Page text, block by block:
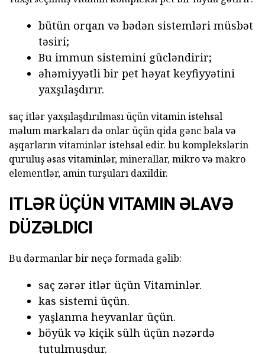
bütün orqan və bədən sistemləri müsbət
təsiri;
Bu immun sistemini gücləndirir;
əhəmiyyətli bir pet həyat keyfiyyətini
yaxşılaşdırır.
saç itlər yaxşılaşdırılması üçün vitamin istehsal
məlum markaları də onlar üçün qida gənc bala və
aşqarların vitaminlər istehsal edir. bu komplekslərin
quruluş əsas vitaminlər, minerallar, mikro və makro
elementlər, amin turşuları daxildir.
ITLƏR ÜÇÜN VITAMIN ƏLAVƏ
DÜZƏLDICI
Bu dərmanlar bir neçə formada gəlib:
saç zərər itlər üçün Vitaminlər.
kas sistemi üçün.
yaşlanma heyvanlar üçün.
böyük və kiçik sülh üçün nəzərdə
tutulmuşdur.